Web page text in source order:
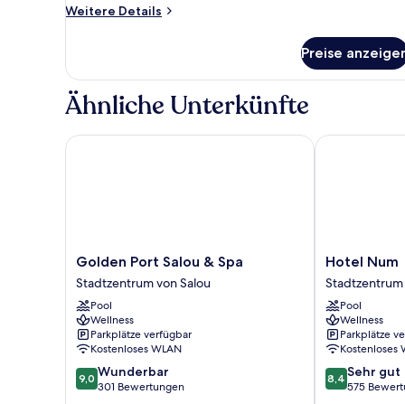
Weitere Details
Weitere
Vierbettzimmer,
Terrasse
(Promo
Access)
Preise
Ähnliche Unterkünfte
Golden
Port
Salou
&
Spa
Stadtzentrum
von
Salou
Golden Port Salou & Spa
Stadtzentrum von Salou
Pool
Wellness
Parkplätze verfügbar
Kostenloses WLAN
9.0
von
9,0 Wunderbar
301 Bewertungen
Golden Port Salou & Spa
Hotel
Num
Stadtzentrum
von
Salou
Hotel Num
Stadtzentrum
Pool
Wellness
Parkplätze
Kostenloses
8.4
von
8,4 Sehr gut
575
Hotel Num